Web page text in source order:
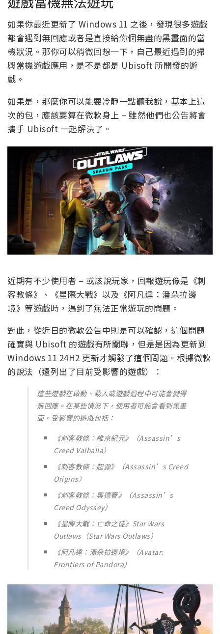
如果你最近更新了 Windows 11 之後，發現很多遊戲
都會遇到無回應或者是直接給你個無盡的黑畫面的當
機狀況。那你可以稍微回想一下，自己最近遇到的掃
興當機遊戲應用，是不是都是 Ubisoft 所開發的遊
戲。
如果是，那麼你可以能要冷靜一點聽我說，基本上這
次的包，應該要算在微軟身上 – 雖然他們也公告將會
攜手 Ubisoft 一起解決了。
近期有不少使用者 – 或該說玩家，回報遊玩像是《刺
客教條》、《星際大戰》以及《阿凡達：潘朵拉邊
境》等遊戲時，遇到了無法正常遊玩的問題。
對此，從近日的微軟公告中則是可以確認，這個問題
確實與 Ubisoft 的遊戲有所關聯，但是是因為更新到
Windows 11 24H2 更新才觸發了這個問題。根據微軟
的說法（還列出了目前受影響的遊戲）：
這些遊戲在啟動、載入或遊戲過程中可能會變得
無回應。在某些情況下，使用者可能會看到黑畫
面。受影響的遊戲包括：
《刺客教條：維京紀元》（Assassin’s
Creed Valhalla）
《刺客教條：起源》（Assassin’s Creed
Origins）
《刺客教條：奧德賽》（Assassin’s
Creed Odyssey）
《星際大戰：亡命之徒》Star Wars
Outlaws（Star Wars Outlaws）
《阿凡達：潘朵拉邊境》（Avatar:
Frontiers of Pandora）